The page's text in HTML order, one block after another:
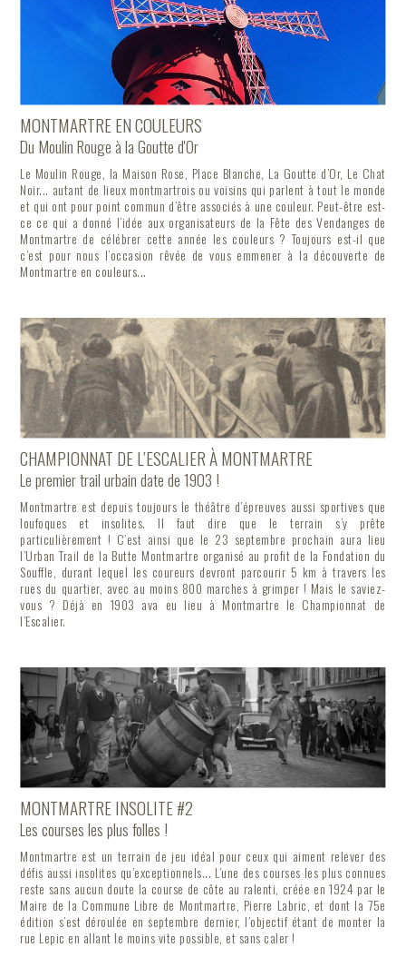
MONTMARTRE EN COULEURS
Du Moulin Rouge à la Goutte d'Or
Le Moulin Rouge, la Maison Rose, Place Blanche, La Goutte d’Or, Le Chat
Noir... autant de lieux montmartrois ou voisins qui parlent à tout le monde
et qui ont pour point commun d’être associés à une couleur. Peut-être est-
ce ce qui a donné l’idée aux organisateurs de la Fête des Vendanges de
Montmartre de célébrer cette année les couleurs ? Toujours est-il que
c’est pour nous l’occasion rêvée de vous emmener à la découverte de
Montmartre en couleurs...
CHAMPIONNAT DE L’ESCALIER À MONTMARTRE
Le premier trail urbain date de 1903 !
Montmartre est depuis toujours le théâtre d’épreuves aussi sportives que
loufoques et insolites. Il faut dire que le terrain s’y prête
particulièrement ! C’est ainsi que le 23 septembre prochain aura lieu
l’Urban Trail de la Butte Montmartre organisé au profit de la Fondation du
Souffle, durant lequel les coureurs devront parcourir 5 km à travers les
rues du quartier, avec au moins 800 marches à grimper ! Mais le saviez-
vous ? Déjà en 1903 ava eu lieu à Montmartre le Championnat de
l’Escalier.
MONTMARTRE INSOLITE #2
Les courses les plus folles !
Montmartre est un terrain de jeu idéal pour ceux qui aiment relever des
défis aussi insolites qu’exceptionnels... L’une des courses les plus connues
reste sans aucun doute la course de côte au ralenti, créée en 1924 par le
Maire de la Commune Libre de Montmartre, Pierre Labric, et dont la 75e
édition s’est déroulée en septembre dernier, l’objectif étant de monter la
rue Lepic en allant le moins vite possible, et sans caler !